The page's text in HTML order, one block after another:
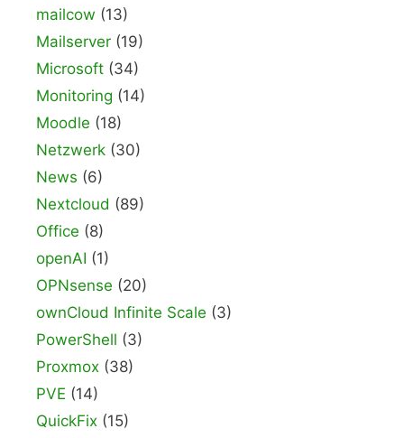
mailcow (13)
Mailserver (19)
Microsoft (34)
Monitoring (14)
Moodle (18)
Netzwerk (30)
News (6)
Nextcloud (89)
Office (8)
openAI (1)
OPNsense (20)
ownCloud Infinite Scale (3)
PowerShell (3)
Proxmox (38)
PVE (14)
QuickFix (15)